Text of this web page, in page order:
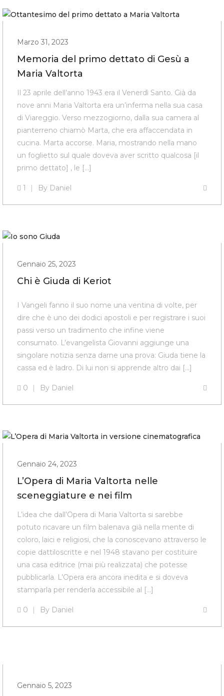
Marzo 31, 2023
Memoria del primo dettato di Gesù a
Maria Valtorta
Il 23 aprile dell’anno 1943 era il Venerdì Santo. Già da
nove anni Maria Valtorta era un’inferma nella sua casa
di Viareggio. Verso mezzogiorno, dalla sua camera al
pianterreno chiamò Marta, che era affaccendata in
cucina. Marta accorse. Maria, mostrando nella mano
un foglietto sul quale doveva aver scritto qualcosa [il
primo dettato] , le […]
1 By Daniel
Gennaio 25, 2023
Chi è Giuda di Keriot
I Vangeli fanno il suo nome una ventina di volte, per
dire che è uno dei dodici apostoli e per registrare i suoi
passi verso un tradimento che infine viene
consumato. L’evangelista Giovanni aggiunge una
singolare notizia senza darne una prova: Giuda tiene la
cassa ed è ladro. Di lui non si apprende altro dai […]
0 By Daniel
Gennaio 24, 2023
L’Opera di Maria Valtorta nelle
sceneggiature e nei film
L’idea che dall’Opera di Maria Valtorta si sarebbe
potuto ricavare un film balenava già nella mente di
coloro, laici e religiosi, che la conoscevano attraverso le
copie dattiloscritte e nel 1948 stavano per costituire
una casa editrice (mai più realizzata) che potesse
pubblicarla. L’Opera era ancora inedita e si doveva
stamparla per renderla accessibile al […]
0 By Daniel
Gennaio 5, 2023